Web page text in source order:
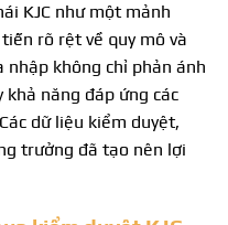
KJC như một mảnh
rõ rệt về quy mô và
nhập không chỉ phản ánh
năng đáp ứng các
dữ liệu kiểm duyệt,
trưởng đã tạo nên lợi